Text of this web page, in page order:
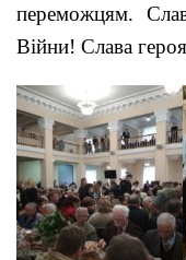
переможцям.
Війни! Слава